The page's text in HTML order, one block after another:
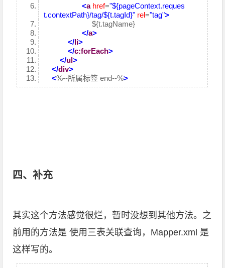
<a href="${pageContext.reques
t.contextPath}/tag/${t.tagId}" rel="tag">
${t.tagName}
</a>
</li>
</c:forEach>
</ul>
</div>
<%--所属标签 end--%>
四、补充
其实这个方法感觉很烂，暂时没想到其他方法。之
前用的方法是 使用三表关联查询，Mapper.xml 是
这样写的。